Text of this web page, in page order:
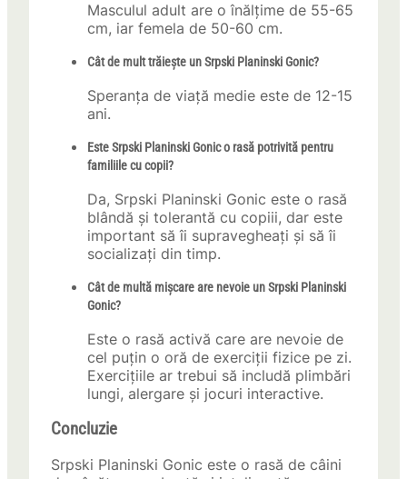
Masculul adult are o înălțime de 55-65
cm, iar femela de 50-60 cm.
Cât de mult trăiește un Srpski Planinski Gonic?
Speranța de viață medie este de 12-15
ani.
Este Srpski Planinski Gonic o rasă potrivită pentru
familiile cu copii?
Da, Srpski Planinski Gonic este o rasă
blândă și tolerantă cu copiii, dar este
important să îi supravegheați și să îi
socializați din timp.
Cât de multă mișcare are nevoie un Srpski Planinski
Gonic?
Este o rasă activă care are nevoie de
cel puțin o oră de exerciții fizice pe zi.
Exercițiile ar trebui să includă plimbări
lungi, alergare și jocuri interactive.
Concluzie
Srpski Planinski Gonic este o rasă de câini